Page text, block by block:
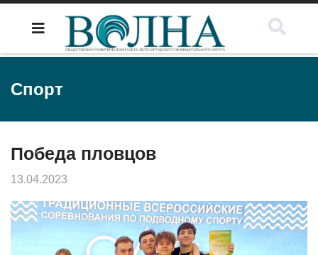
Спорт
Победа пловцов
13.04.2023